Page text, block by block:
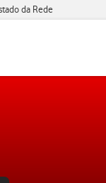
da Rede